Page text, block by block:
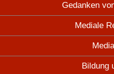
Gedanken
Mediale
Bildung